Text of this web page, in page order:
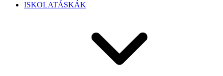
ISKOLATÁSKÁK